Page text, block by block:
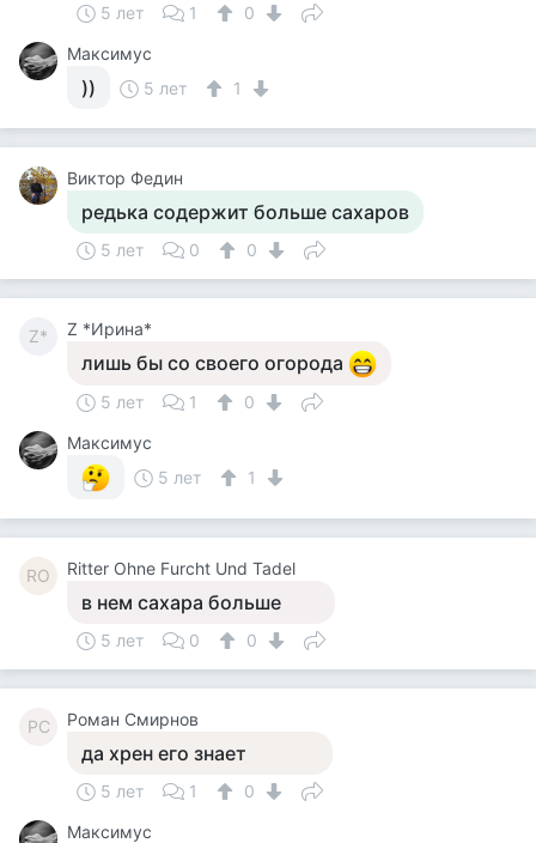
5 лет 1
0
Максимус
)) 5 лет 1
Виктор Федин
редька содержит больше сахаров
5 лет 0 0
Z* Z *Ирина*
лишь бы со своего огорода
5 лет 1
0
Максимус
5 лет
1
RO Ritter Ohne Furcht Und Tadel
в нем сахара больше
5 лет 0 0
РС Роман Смирнов
да хрен его знает
5 лет 1
0
Максимус